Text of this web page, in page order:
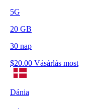
5G
20 GB
30 nap
$20.00 Vásárlás most
Dánia